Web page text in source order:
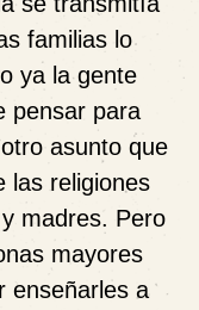
familias lo
ya la gente
pensar para
asunto que
las religiones
madres. Pero
mayores
enseñarles a